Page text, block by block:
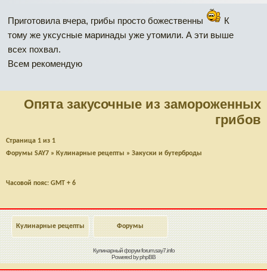
Приготовила вчера, грибы просто божественны
К
тому же уксусные маринады уже утомили. А эти выше
всех похвал.
Всем рекомендую
Опята закусочные из замороженных
грибов
Страница 1 из 1
Форумы SAY7 » Кулинарные рецепты » Закуски и бутерброды
Часовой пояс: GMT + 6
Кулинарные рецепты Форумы
Кулинарный форумforum.say7.info
Powered byphpBB